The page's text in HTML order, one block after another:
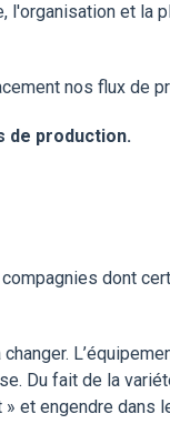
l'organisation et la
nos flux de
de production.
dont
Du fait de la
et engendre dans